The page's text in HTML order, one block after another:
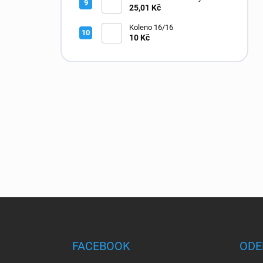
rotorem a žlutou tryskou
25,01 Kč
Koleno 16/16
10 Kč
FACEBOOK